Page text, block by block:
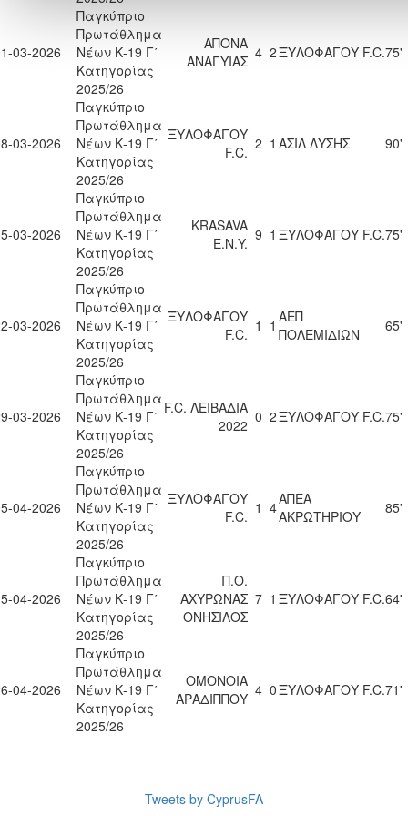
03-2026
Παγκύπριο
Πρωτάθλημα
Νέων Κ-19 Γ΄
Κατηγορίας
2025/26
ΑΠΟΝΑ
ΑΝΑΓΥΙΑΣ 4 2ΞΥΛΟΦΑΓΟΥ F.C.75'
03-2026
Παγκύπριο
Πρωτάθλημα
Νέων Κ-19 Γ΄
Κατηγορίας
2025/26
ΞΥΛΟΦΑΓΟΥ
F.C. 2 1 ΑΣΙΛ ΛΥΣΗΣ 90'
03-2026
Παγκύπριο
Πρωτάθλημα
Νέων Κ-19 Γ΄
Κατηγορίας
2025/26
KRASAVA
Ε.Ν.Y. 9 1 ΞΥΛΟΦΑΓΟΥ F.C.75'
03-2026
Παγκύπριο
Πρωτάθλημα
Νέων Κ-19 Γ΄
Κατηγορίας
2025/26
ΞΥΛΟΦΑΓΟΥ
F.C. 1 1 ΑΕΠ
ΠΟΛΕΜΙΔΙΩΝ
65'
03-2026
Παγκύπριο
Πρωτάθλημα
Νέων Κ-19 Γ΄
Κατηγορίας
2025/26
F.C. ΛΕΙΒΑΔΙΑ
2022 0 2ΞΥΛΟΦΑΓΟΥ F.C.75'
04-2026
Παγκύπριο
Πρωτάθλημα
Νέων Κ-19 Γ΄
Κατηγορίας
2025/26
ΞΥΛΟΦΑΓΟΥ
F.C. 1 4ΑΠΕΑ
ΑΚΡΩΤΗΡΙΟΥ
85'
04-2026
Παγκύπριο
Πρωτάθλημα
Νέων Κ-19 Γ΄
Κατηγορίας
2025/26
Π.Ο.
ΑΧΥΡΩΝΑΣ
ΟΝΗΣΙΛΟΣ
7 1 ΞΥΛΟΦΑΓΟΥ F.C.64'
04-2026
Παγκύπριο
Πρωτάθλημα
Νέων Κ-19 Γ΄
Κατηγορίας
2025/26
ΟΜΟΝΟΙΑ
ΑΡΑΔΙΠΠΟΥ 4 0ΞΥΛΟΦΑΓΟΥ F.C.71'
Tweets by CyprusFA